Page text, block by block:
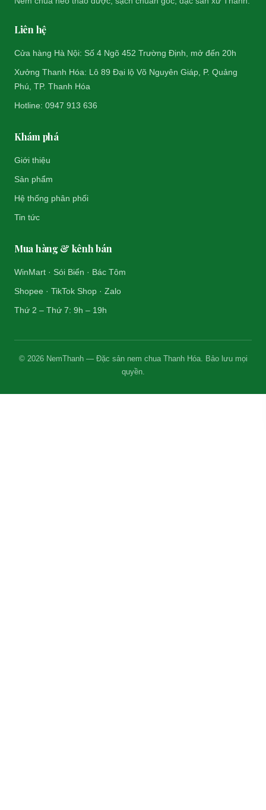
Liên hệ
Cửa hàng Hà Nội: Số 4 Ngõ 452 Trường Định, mở đến 20h
Xưởng Thanh Hóa: Lô 89 Đại lộ Võ Nguyên Giáp, P. Quảng
Phú, TP. Thanh Hóa
Hotline: 0947 913 636
Khám phá
Giới thiệu
Sản phẩm
Hệ thống phân phối
Tin tức
Mua hàng & kênh bán
WinMart · Sói Biển · Bác Tôm
Shopee · TikTok Shop · Zalo
Thứ 2 – Thứ 7: 9h – 19h
© 2026 NemThanh — Đặc sản nem chua Thanh Hóa. Bảo lưu mọi
quyền.